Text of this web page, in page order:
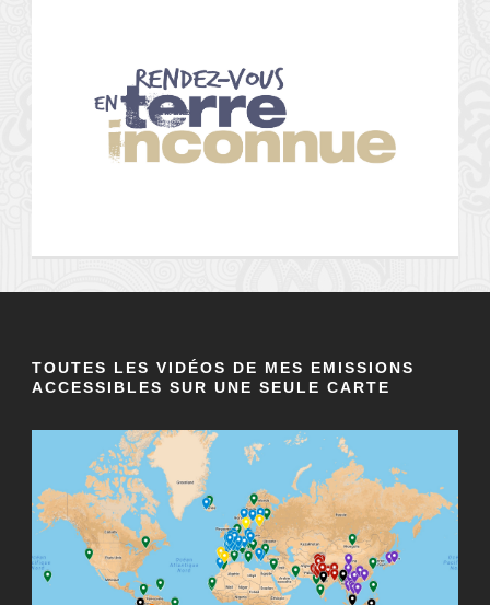
TOUTES LES VIDÉOS DE MES EMISSIONS
ACCESSIBLES SUR UNE SEULE CARTE